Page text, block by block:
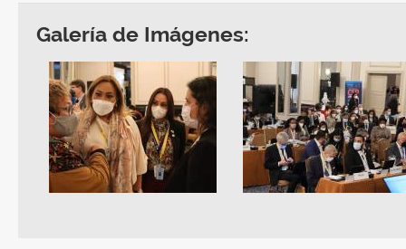
Galería de Imágenes: